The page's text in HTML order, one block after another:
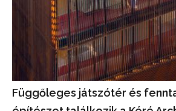
Függőleges játszótér és